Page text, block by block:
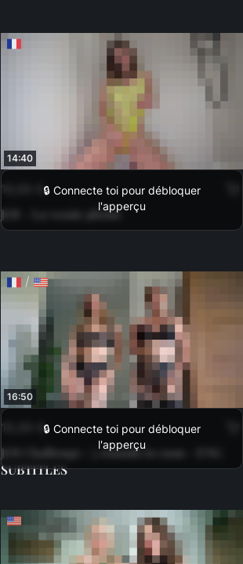
14:40
🔒 Connecte toi pour débloquer
l'apperçu
16,99 €
JOI - La vessie pleine
16:50
/
🔒 Connecte toi pour débloquer
l'apperçu
18,99 €
JOI Challenge : 3 rounds to cum - ENG
SUBTITLES